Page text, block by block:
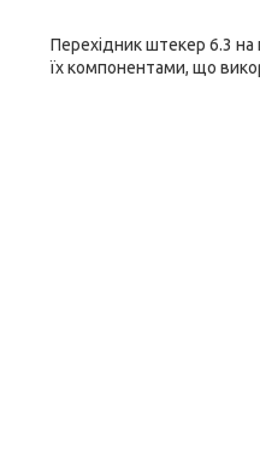
Перехідник штекер 6.3
їх компонентами, що